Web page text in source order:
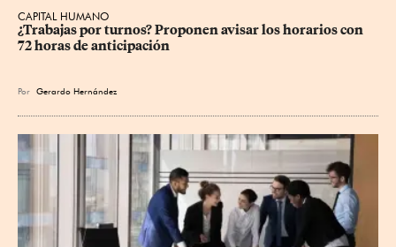
CAPITAL HUMANO
¿Trabajas por turnos? Proponen avisar los horarios con
72 horas de anticipación
Por Gerardo Hernández